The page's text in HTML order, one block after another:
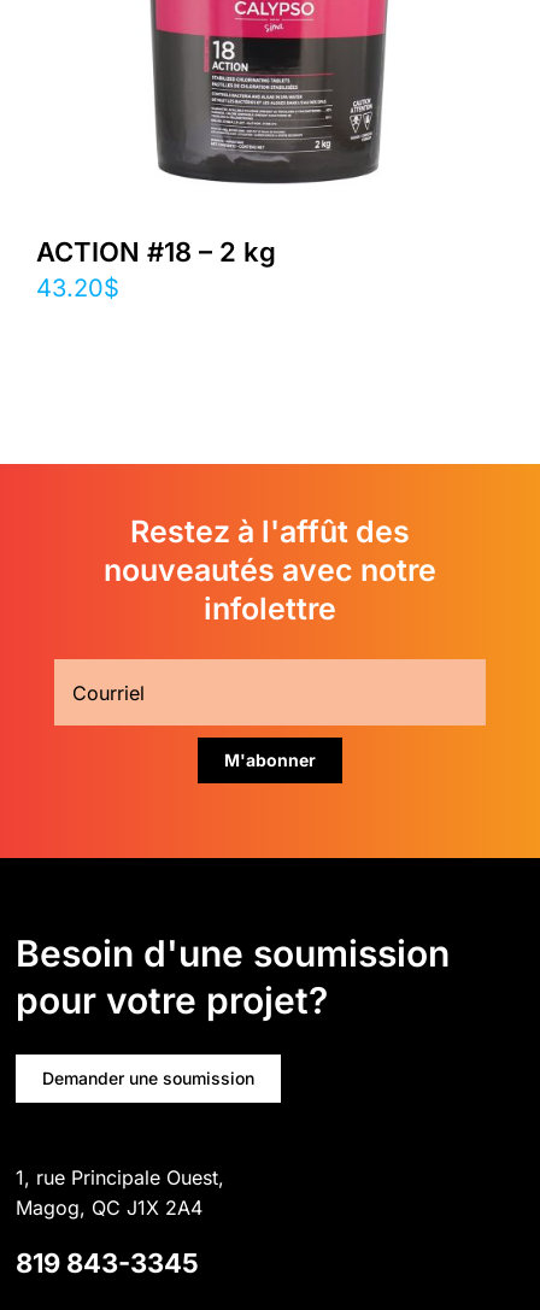
ACTION #18 – 2 kg
43.20$
Restez à l'affût des
nouveautés avec notre
infolettre
Besoin d'une soumission
pour votre projet?
Demander une soumission
1, rue Principale Ouest,
Magog, QC J1X 2A4
819 843-3345